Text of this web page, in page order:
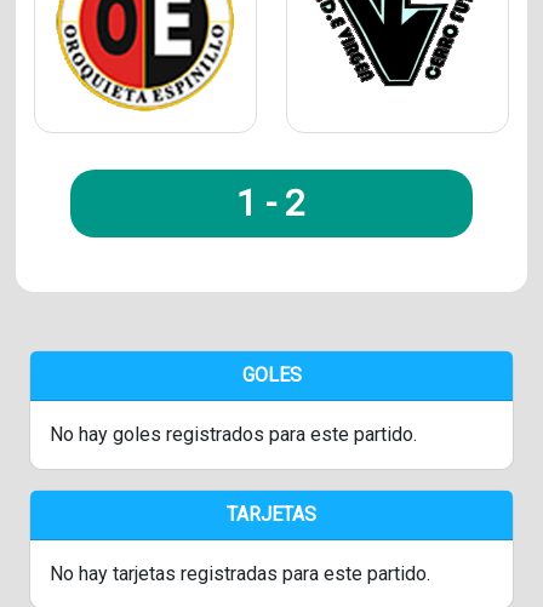
1 - 2
GOLES
No hay goles registrados para este partido.
TARJETAS
No hay tarjetas registradas para este partido.